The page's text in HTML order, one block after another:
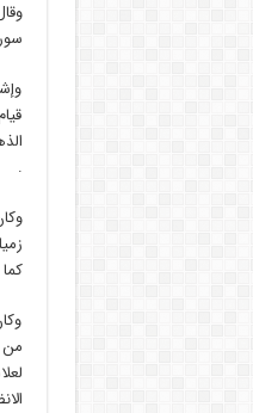
.
من